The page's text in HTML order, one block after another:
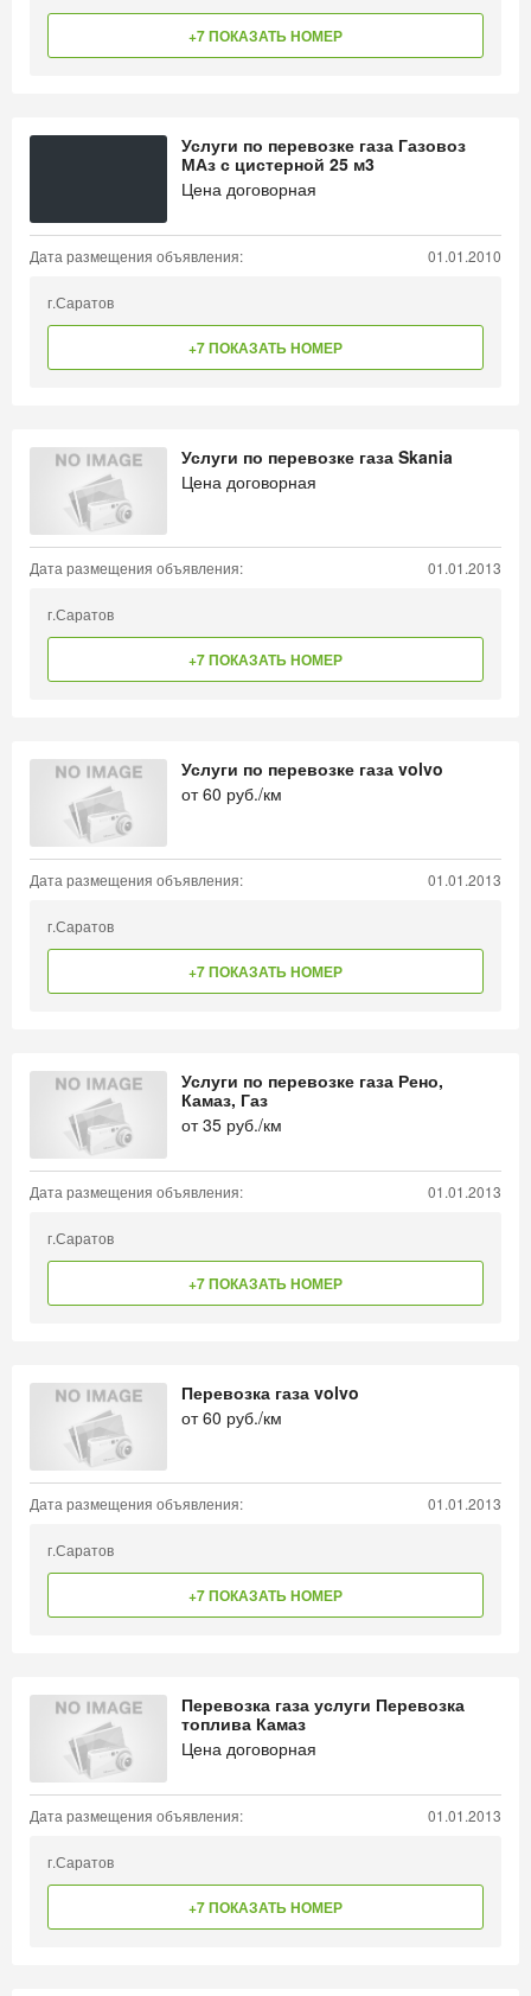
+7 ПОКАЗАТЬ НОМЕР
Услуги по перевозке газа Газовоз
МАз с цистерной 25 м3
Цена договорная
Дата размещения объявления: 01.01.2010
г.Саратов
+7 ПОКАЗАТЬ НОМЕР
Услуги по перевозке газа Skania
Цена договорная
Дата размещения объявления: 01.01.2013
г.Саратов
+7 ПОКАЗАТЬ НОМЕР
Услуги по перевозке газа volvo
от60 руб./км
Дата размещения объявления: 01.01.2013
г.Саратов
+7 ПОКАЗАТЬ НОМЕР
Услуги по перевозке газа Рено,
Камаз, Газ
от35 руб./км
Дата размещения объявления: 01.01.2013
г.Саратов
+7 ПОКАЗАТЬ НОМЕР
Перевозка газа volvo
от60 руб./км
Дата размещения объявления: 01.01.2013
г.Саратов
+7 ПОКАЗАТЬ НОМЕР
Перевозка газа услуги Перевозка
топлива Камаз
Цена договорная
Дата размещения объявления: 01.01.2013
г.Саратов
+7 ПОКАЗАТЬ НОМЕР